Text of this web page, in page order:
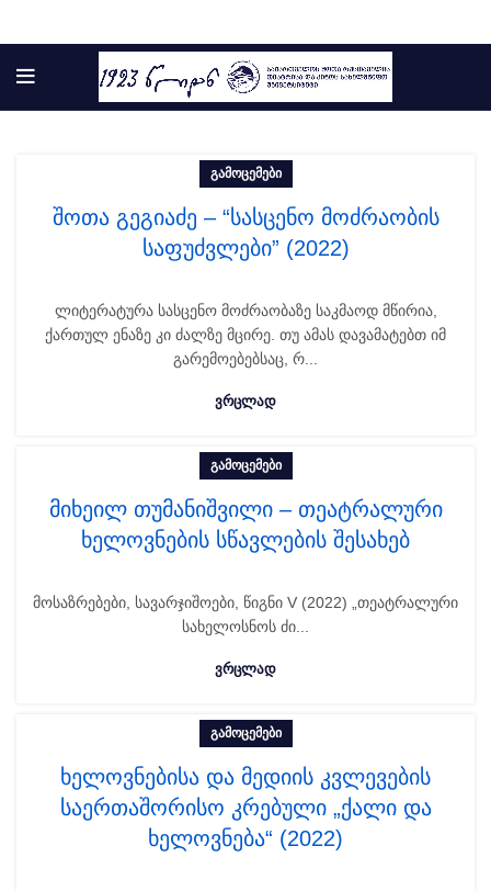
ᲒᲐᲛᲝᲪᲔᲛᲔᲑᲘ
შოთა გეგიაძე – “სასცენო მოძრაობის
საფუძვლები” (2022)
ლიტერატურა სასცენო მოძრაობაზე საკმაოდ მწირია,
ქართულ ენაზე კი ძალზე მცირე. თუ ამას დავამატებთ იმ
გარემოებებსაც, რ...
ᲕᲠᲪᲚᲐᲓ
ᲒᲐᲛᲝᲪᲔᲛᲔᲑᲘ
მიხეილ თუმანიშვილი – თეატრალური
ხელოვნების სწავლების შესახებ
მოსაზრებები, სავარჯიშოები, წიგნი V (2022) „თეატრალური
სახელოსნოს ძი...
ᲕᲠᲪᲚᲐᲓ
ᲒᲐᲛᲝᲪᲔᲛᲔᲑᲘ
ხელოვნებისა და მედიის კვლევების
საერთაშორისო კრებული „ქალი და
ხელოვნება“ (2022)